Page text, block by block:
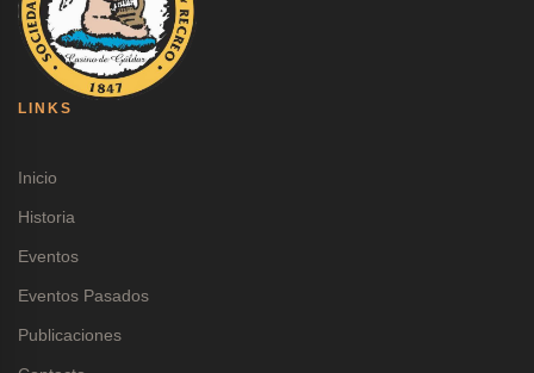
LINKS
Inicio
Historia
Eventos
Eventos Pasados
Publicaciones